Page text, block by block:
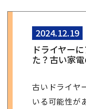
2024.12.19
ドライヤー
た？古い家
古いドライヤ
いる可能性が